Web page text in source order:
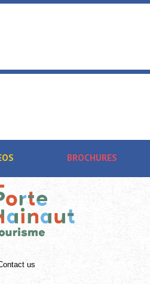
de-France ...
BROCHURES
us